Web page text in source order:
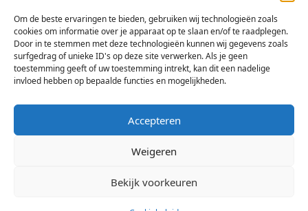
Om de beste ervaringen te bieden, gebruiken wij technologieën zoals
cookies om informatie over je apparaat op te slaan en/of te raadplegen.
Door in te stemmen met deze technologieën kunnen wij gegevens zoals
surfgedrag of unieke ID's op deze site verwerken. Als je geen
toestemming geeft of uw toestemming intrekt, kan dit een nadelige
invloed hebben op bepaalde functies en mogelijkheden.
Accepteren
Weigeren
Bekijk voorkeuren